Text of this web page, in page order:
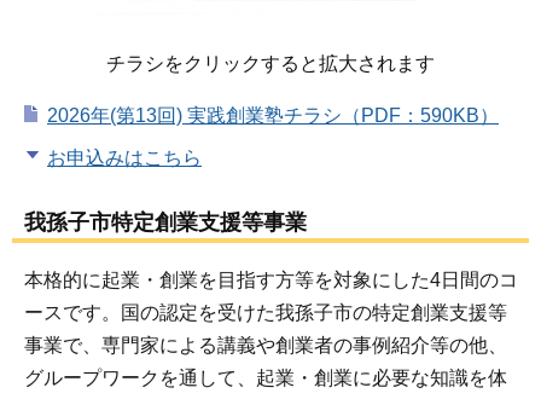
チラシをクリックすると拡大されます
2026年(第13回) 実践創業塾チラシ（PDF：590KB）
お申込みはこちら
我孫子市特定創業支援等事業
本格的に起業・創業を目指す方等を対象にした4日間のコ
ースです。国の認定を受けた我孫子市の特定創業支援等
事業で、専門家による講義や創業者の事例紹介等の他、
グループワークを通して、起業・創業に必要な知識を体